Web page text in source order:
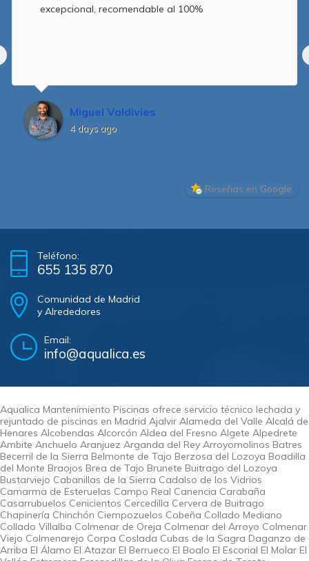
excepcional, recomendable al 100%
Miguel Valdivies
4 days ago
Reseñas en Google
Teléfono:
655 135 870
Comunidad de Madrid
y Alrededores
Email:
info@aqualica.es
Aqualica Mantenimiento Piscinas ofrece servicio técnico lechada y
rejuntado de piscinas en Madrid Ajalvir Alameda del Valle Alcalá de
Henares Alcobendas Alcorcón Aldea del Fresno Algete Alpedrete
Ambite Anchuelo Aranjuez Arganda del Rey Arroyomolinos Batres
Becerril de la Sierra Belmonte de Tajo Berzosa del Lozoya Boadilla
del Monte Braojos Brea de Tajo Brunete Buitrago del Lozoya
Bustarviejo Cabanillas de la Sierra Cadalso de los Vidrios
Camarma de Esteruelas Campo Real Canencia Carabaña
Casarrubuelos Cenicientos Cercedilla Cervera de Buitrago
Chapinería Chinchón Ciempozuelos Cobeña Collado Mediano
Collado Villalba Colmenar de Oreja Colmenar del Arroyo Colmenar
Viejo Colmenarejo Corpa Coslada Cubas de la Sagra Daganzo de
Arriba El Álamo El Atazar El Berrueco El Boalo El Escorial El Molar El